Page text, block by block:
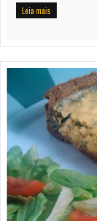
Leia mais